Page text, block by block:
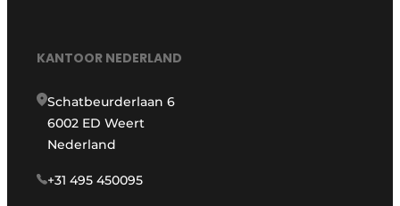
KANTOOR NEDERLAND
Schatbeurderlaan 6
6002 ED Weert
Nederland
+31 495 450095